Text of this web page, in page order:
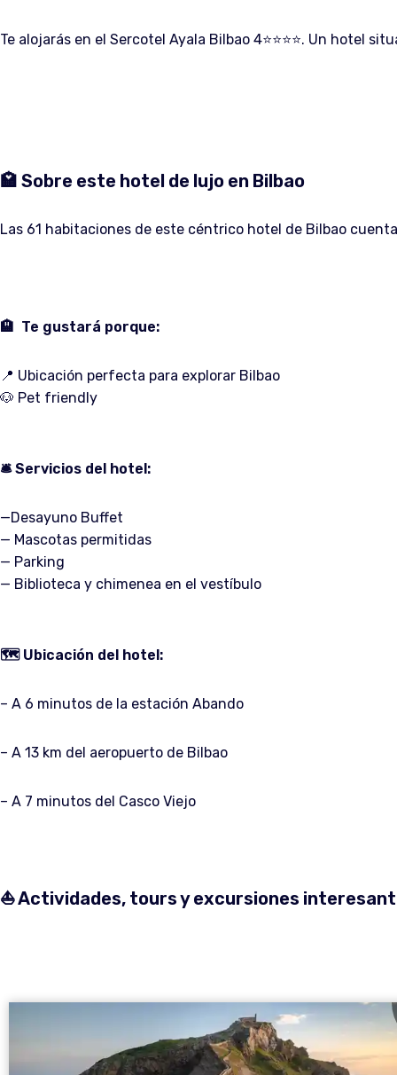
Te alojarás en el Sercotel Ayala Bilbao 4⭐️⭐️⭐️⭐️. Un hotel
🏩 Sobre este hotel de lujo en Bilbao
Las 61 habitaciones de este céntrico hotel de Bilbao
🏨 Te gustará porque:
📍 Ubicación perfecta para explorar Bilbao
🐶 Pet friendly
🛎️Servicios del hotel:
—Desayuno Buffet
— Mascotas permitidas
— Parking
— Biblioteca y chimenea en el vestíbulo
🗺️Ubicación del hotel:
– A 6 minutos de la estación Abando
– A 13 km del aeropuerto de Bilbao
– A 7 minutos del Casco Viejo
⛵️ Actividades, tours y excursiones